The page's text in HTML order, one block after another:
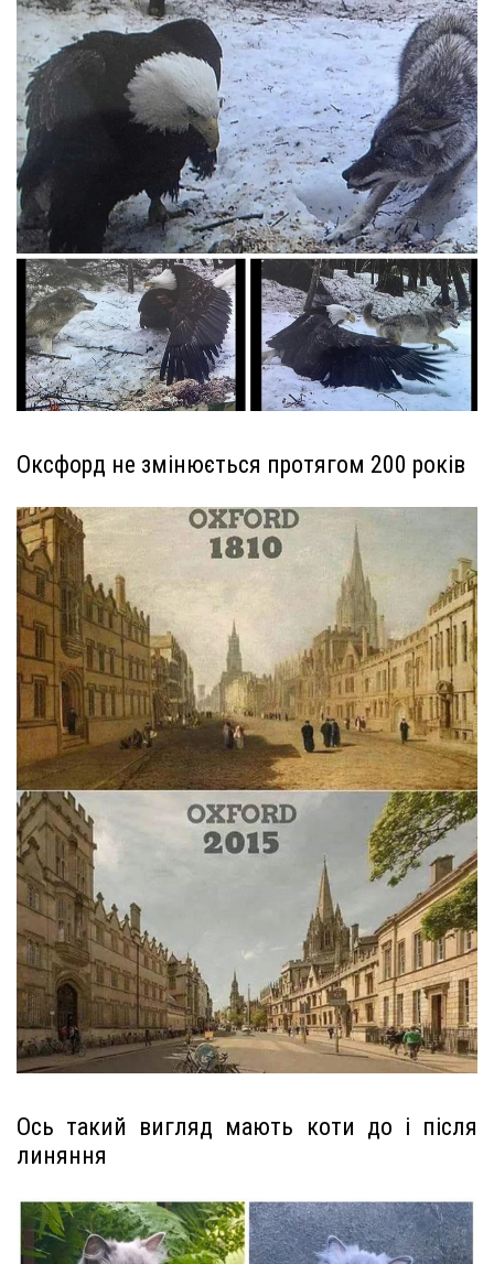
Оксфорд не змінюється протягом 200 років
Ось такий вигляд мають коти до і після
линяння